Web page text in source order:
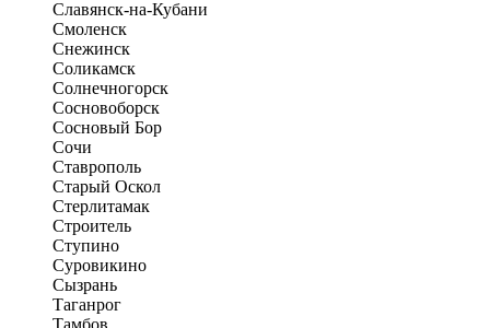
Славянск-на-Кубани
Смоленск
Снежинск
Соликамск
Солнечногорск
Сосновоборск
Сосновый Бор
Сочи
Ставрополь
Старый Оскол
Стерлитамак
Строитель
Ступино
Суровикино
Сызрань
Таганрог
Тамбов